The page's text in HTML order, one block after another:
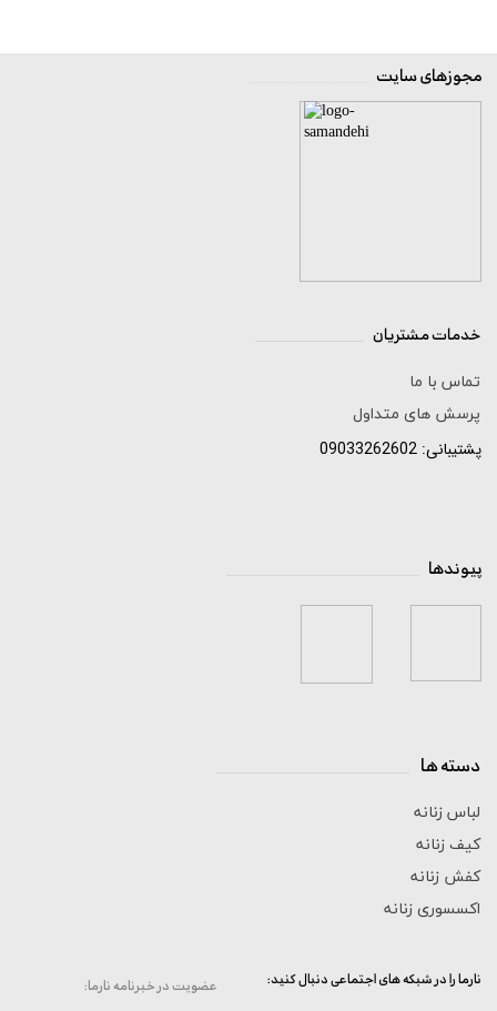
تماس با ما
پرسش های متداول
لباس زنانه
کیف زنانه
کفش زنانه
اکسسوری زنانه
پشتیبانی: 09033262602
:نارما را در شبکه های اجتماعی دنبال کنید
مجوزهای سایت
:عضویت در خبرنامه نارما
پیوندها
دسته ها
خدمات مشتریان